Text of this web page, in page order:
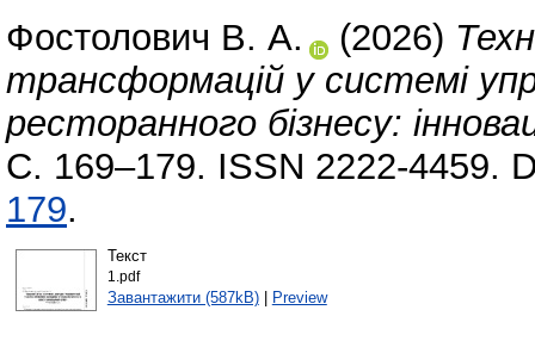
Фостолович В. А. (2026)
трансформацій у системі
ресторанного бізнесу:
С. 169–179. ISSN 2222-4459.
179.
Текст
1.pdf
Завантажити (587kB)| Preview